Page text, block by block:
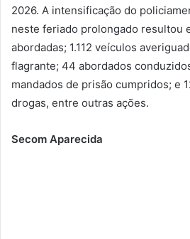
2026. A intensificação do
neste feriado prolongado resultou
abordadas; 1.112 veículos
flagrante; 44 abordados
mandados de prisão cumpridos; e
drogas, entre outras ações.
Secom Aparecida